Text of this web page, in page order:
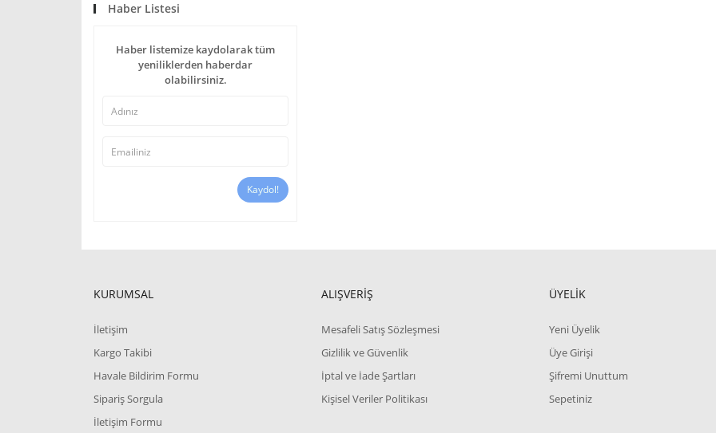
Haber Listesi
Haber listemize kaydolarak tüm
yeniliklerden haberdar
olabilirsiniz.
Kaydol!
KURUMSAL
İletişim
Kargo Takibi
Havale Bildirim Formu
Sipariş Sorgula
İletişim Formu
ALIŞVERİŞ
Mesafeli Satış Sözleşmesi
Gizlilik ve Güvenlik
İptal ve İade Şartları
Kişisel Veriler Politikası
ÜYELİK
Yeni Üyelik
Üye Girişi
Şifremi Unuttum
Sepetiniz